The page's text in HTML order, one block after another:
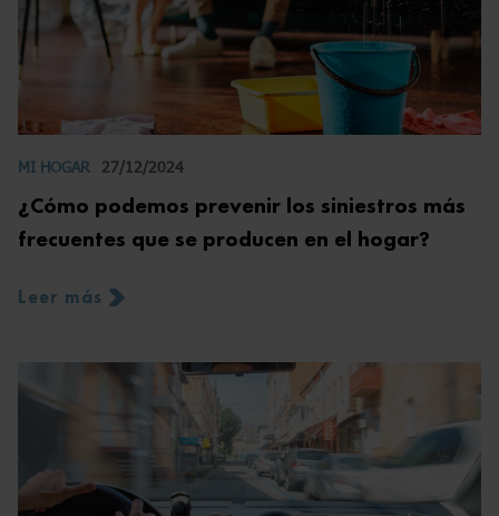
MI HOGAR 27/12/2024
¿Cómo podemos prevenir los siniestros más
frecuentes que se producen en el hogar?
Leer más